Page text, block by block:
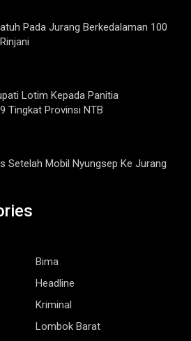
Pada Jurang Berkedalaman 100
Lotim Kepada Panitia
Tingkat Provinsi NTB
Setelah Mobil Nyungsep Ke Jurang
Bima
Headline
Kriminal
Lombok Barat